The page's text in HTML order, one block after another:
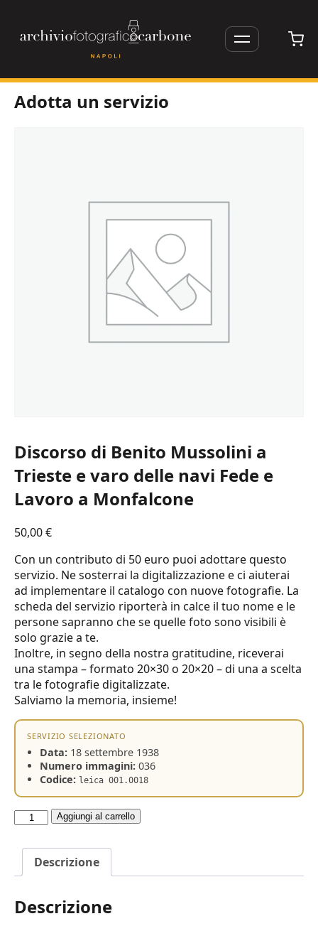
Apri/Chiudi
Adotta un servizio
Discorso di Benito Mussolini a
Trieste e varo delle navi Fede e
Lavoro a Monfalcone
50,00€
Con un contributo di 50 euro puoi adottare questo
servizio. Ne sosterrai la digitalizzazione e ci aiuterai
ad implementare il catalogo con nuove fotografie. La
scheda del servizio riporterà in calce il tuo nome e le
persone sapranno che se quelle foto sono visibili è
solo grazie a te.
Inoltre, in segno della nostra gratitudine, riceverai
una stampa – formato 20×30 o 20×20 – di una a scelta
tra le fotografie digitalizzate.
Salviamo la memoria, insieme!
SERVIZIO SELEZIONATO
Data: 18 settembre 1938
Numero immagini: 036
Codice: leica 001.0018
Adotta
servizio
quantità
Aggiungi al carrello
Descrizione
Descrizione